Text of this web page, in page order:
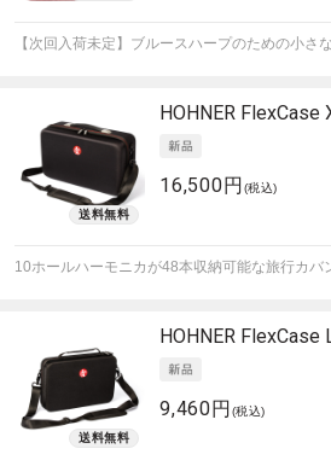
【次回入荷未定】ブルースハープのための小さ
HOHNER FlexCase
16,500円 (税込)
10ホールハーモニカが48本収納可能な旅行カバ
HOHNER FlexCase
9,460円 (税込)